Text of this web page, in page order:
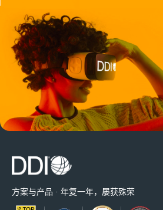
方案与产品 · 年复一年，屡获殊荣